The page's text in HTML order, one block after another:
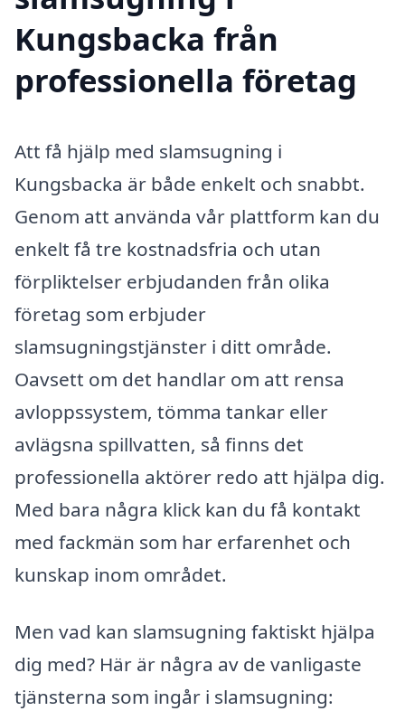
Kungsbacka från
professionella företag
Att få hjälp med slamsugning i
Kungsbacka är både enkelt och snabbt.
Genom att använda vår plattform kan du
enkelt få tre kostnadsfria och utan
förpliktelser erbjudanden från olika
företag som erbjuder
slamsugningstjänster i ditt område.
Oavsett om det handlar om att rensa
avloppssystem, tömma tankar eller
avlägsna spillvatten, så finns det
professionella aktörer redo att hjälpa dig.
Med bara några klick kan du få kontakt
med fackmän som har erfarenhet och
kunskap inom området.
Men vad kan slamsugning faktiskt hjälpa
dig med? Här är några av de vanligaste
tjänsterna som ingår i slamsugning: